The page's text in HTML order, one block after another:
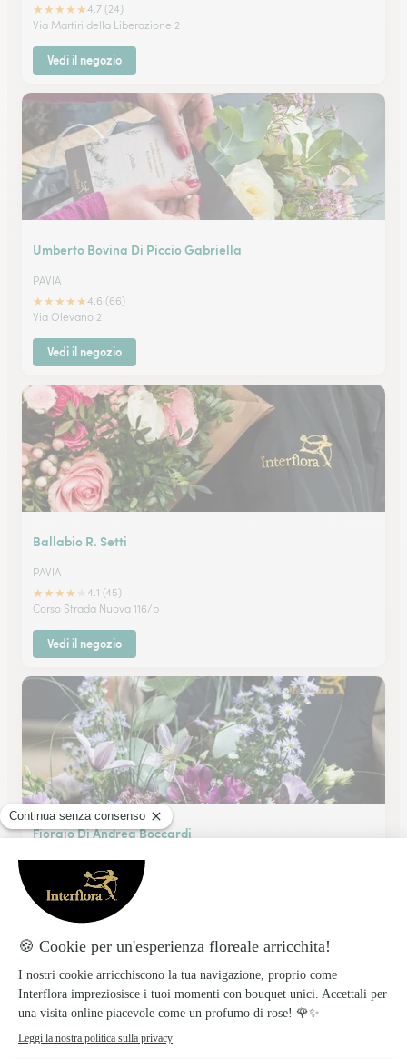
★★★★★4.7 (24)
Via Martiri della Liberazione 2
Vedi il negozio
Umberto Bovina Di Piccio Gabriella
PAVIA
★★★★★4.6 (66)
Via Olevano 2
Vedi il negozio
Ballabio R. Setti
PAVIA
★★★★
4.1 (45)
Corso Strada Nuova 116/b
Vedi il negozio
Fioraio Di Andrea Boccardi
PAVIA
★3.8 (31)
Corso Cavour 7/c